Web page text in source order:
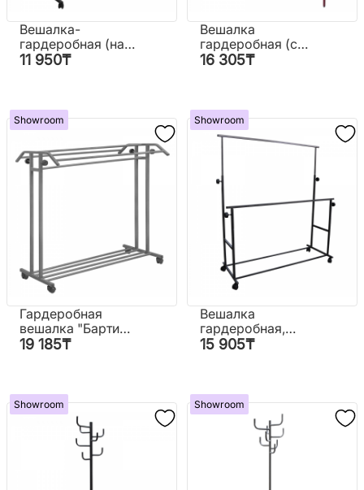
Вешалка-
гардеробная (на
колесах)
11 950₸
Вешалка
гардеробная (с
крючками)
16 305₸
Showroom
Гардеробная
вешалка "Барти"
(на колёсах)
19 185₸
Showroom
Вешалка
гардеробная,
двойная (на
15 905₸
Showroom Showroom